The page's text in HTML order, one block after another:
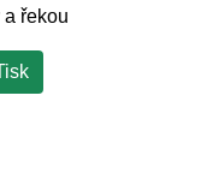
a řekou